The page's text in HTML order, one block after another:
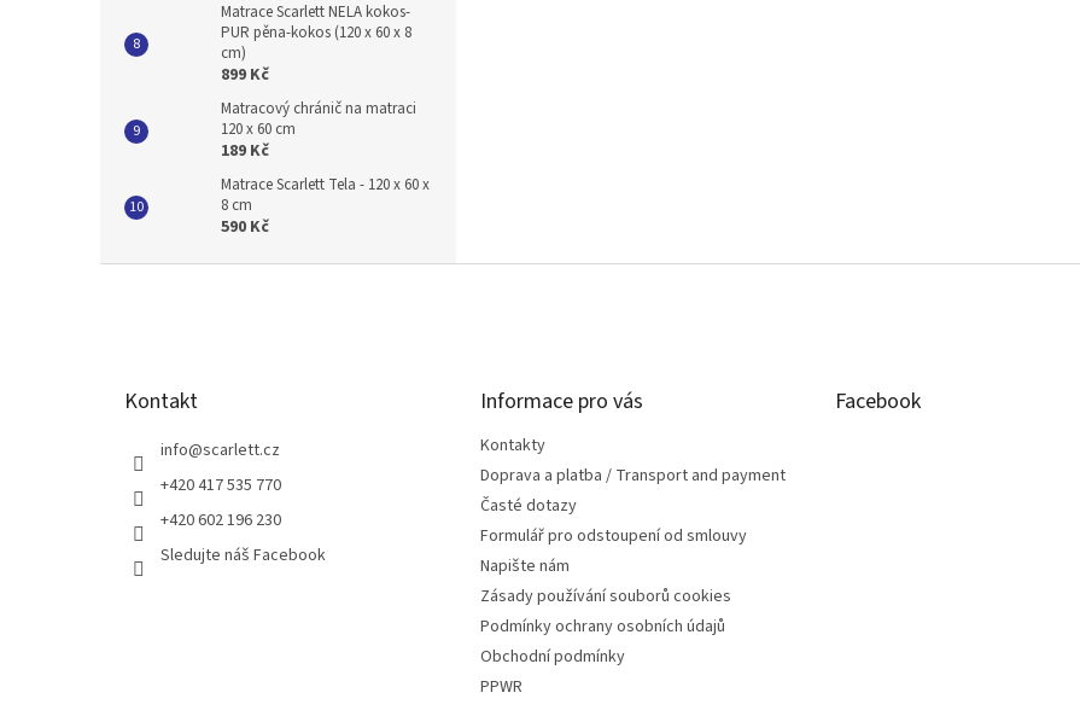
Matrace Scarlett NELA kokos-
PUR pěna-kokos (120 x 60 x 8
cm)
899 Kč
Matracový chránič na matraci
120 x 60 cm
189 Kč
Matrace Scarlett Tela - 120 x 60 x
8 cm
590 Kč
Kontakt
info@scarlett.cz
+420 417 535 770
+420 602 196 230
Sledujte náš Facebook
Informace pro vás
Kontakty
Doprava a platba / Transport and payment
Časté dotazy
Formulář pro odstoupení od smlouvy
Napište nám
Zásady používání souborů cookies
Podmínky ochrany osobních údajů
Obchodní podmínky
PPWR
Facebook